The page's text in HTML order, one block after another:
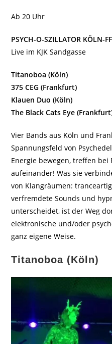
Ab 20 Uhr
PSYCH-O-SZILLATOR KÖLN-
Live im KJK Sandgasse
Titanoboa (Köln)
375 CEG (Frankfurt)
Klauen Duo (Köln)
The Black Cats Eye
Vier Bands aus Köln und
Spannungsfeld von
Energie bewegen, treffen bei
aufeinander! Was sie
von Klangräumen:
verfremdete Sounds und
unterscheidet, ist der Weg
elektronische und/oder
ganz eigene Weise.
Titanoboa (Köln)